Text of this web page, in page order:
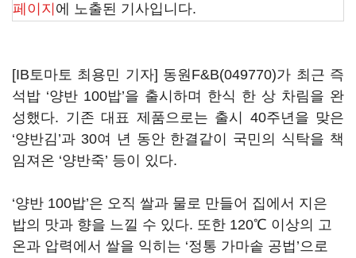
페이지 에 노출된 기사입니다.
[IB토마토 최용민 기자] 동원F&B(049770)가 최근 즉
석밥 ‘양반 100밥’을 출시하며 한식 한 상 차림을 완
성했다. 기존 대표 제품으로는 출시 40주년을 맞은
‘양반김’과 30여 년 동안 한결같이 국민의 식탁을 책
임져온 ‘양반죽’ 등이 있다.
‘양반 100밥’은 오직 쌀과 물로 만들어 집에서 지은
밥의 맛과 향을 느낄 수 있다. 또한 120℃ 이상의 고
온과 압력에서 쌀을 익히는 ‘정통 가마솥 공법’으로